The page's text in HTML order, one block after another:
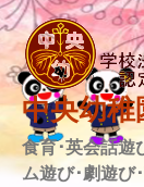
Skip
to
content
中央幼稚
食育･英会話遊
ム遊び･劇遊び